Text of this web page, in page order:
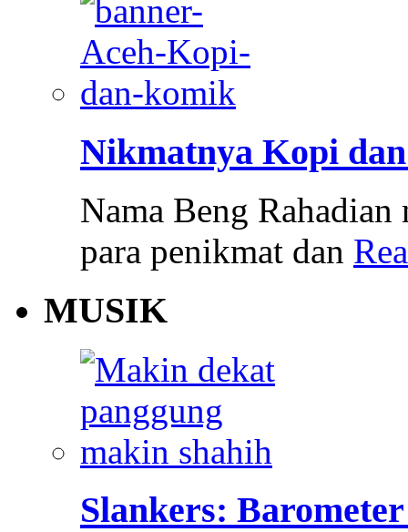
Nikmatnya Kopi
Nama Beng
para penikmat dan
MUSIK
Slankers: